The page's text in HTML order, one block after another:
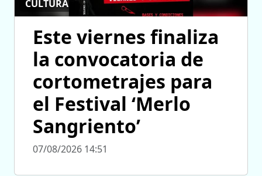
CULTURA
Este viernes finaliza
la convocatoria de
cortometrajes para
el Festival ‘Merlo
Sangriento’
07/08/2026 14:51